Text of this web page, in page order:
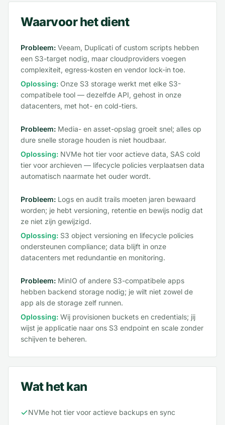
Waarvoor het dient
Probleem: Veeam, Duplicati of custom scripts hebben
een S3-target nodig, maar cloudproviders voegen
complexiteit, egress-kosten en vendor lock-in toe.
Oplossing: Onze S3 storage werkt met elke S3-
compatibele tool — dezelfde API, gehost in onze
datacenters, met hot- en cold-tiers.
Probleem: Media- en asset-opslag groeit snel; alles op
dure snelle storage houden is niet houdbaar.
Oplossing: NVMe hot tier voor actieve data, SAS cold
tier voor archieven — lifecycle policies verplaatsen data
automatisch naarmate het ouder wordt.
Probleem: Logs en audit trails moeten jaren bewaard
worden; je hebt versioning, retentie en bewijs nodig dat
ze niet zijn gewijzigd.
Oplossing: S3 object versioning en lifecycle policies
ondersteunen compliance; data blijft in onze
datacenters met redundantie en monitoring.
Probleem: MinIO of andere S3-compatibele apps
hebben backend storage nodig; je wilt niet zowel de
app als de storage zelf runnen.
Oplossing: Wij provisionen buckets en credentials; jij
wijst je applicatie naar ons S3 endpoint en scale zonder
schijven te beheren.
Wat het kan
NVMe hot tier voor actieve backups en sync